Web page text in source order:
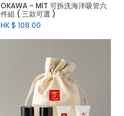
OKAWA – MIT 可拆洗海洋吸管六
件組 ( 三款可選 )
HK $ 108.00